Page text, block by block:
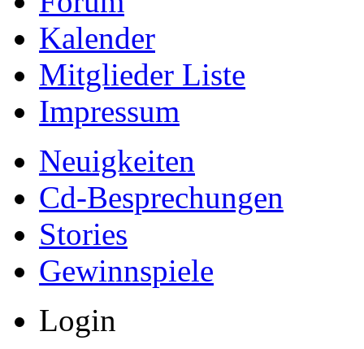
Kalender
Mitglieder Liste
Impressum
Neuigkeiten
Cd-Besprechungen
Stories
Gewinnspiele
Login